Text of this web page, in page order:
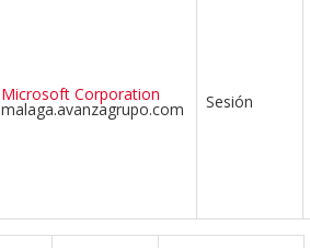
Microsoft Corporation
malaga.avanzagrupo.com Sesión